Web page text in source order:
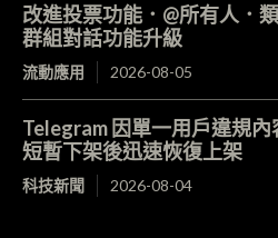
改進投票功能．@所有人
群組對話功能升級
流動應用 2026-08-05
Telegram 因單一用戶違規
短暫下架後迅速恢復上架
科技新聞 2026-08-04